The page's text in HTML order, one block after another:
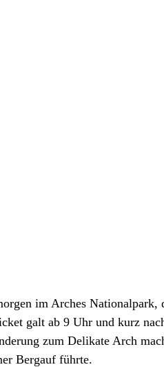
im Arches Nationalpark,
galt ab 9 Uhr und kurz
zum Delikate Arch
Bergauf führte.